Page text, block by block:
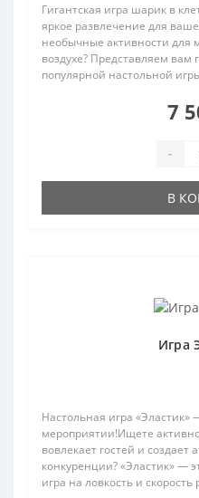
Гигантская игра шарик в
яркое развлечение для
необычные активности для
воздухе? Представляем вам
популярной настольной
7
-
В
Игра
Настольная игра
мероприятии!Ищете
вовлекает гостей и создает
конкуренции? «Эластик» —
игра на ловкость и